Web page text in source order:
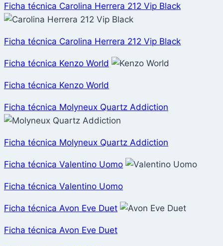
Ficha técnica Carolina Herrera 212 Vip Black
Ficha técnica Carolina Herrera 212 Vip Black
Ficha técnica Kenzo World
Ficha técnica Kenzo World
Ficha técnica Molyneux Quartz Addiction
Ficha técnica Molyneux Quartz Addiction
Ficha técnica Valentino Uomo
Ficha técnica Valentino Uomo
Ficha técnica Avon Eve Duet
Ficha técnica Avon Eve Duet